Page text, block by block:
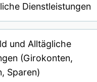
Dienstleistungen
und Alltägliche
(Girokonten,
Sparen)